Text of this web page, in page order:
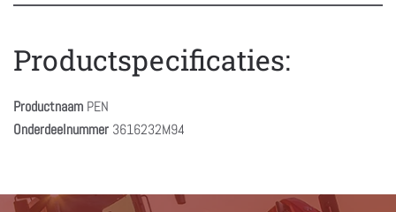
Productspecificaties:
Productnaam PEN
Onderdeelnummer 3616232M94